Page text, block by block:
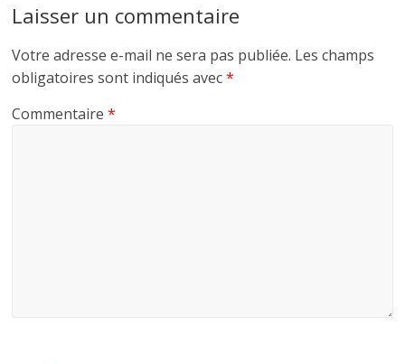
Laisser un commentaire
Votre adresse e-mail ne sera pas publiée. Les champs
obligatoires sont indiqués avec*
Commentaire*